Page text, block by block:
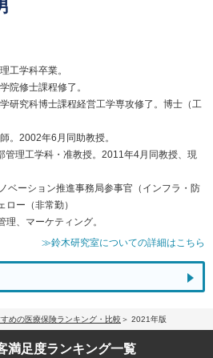
工学科卒業。
院修士課程修了。
研究科博士課程経営工学専攻修了。博士（工
。2002年6月同助教授。
管理工学科・准教授。2011年4月同教授、現
ベーション推進事務局参事官（インフラ・防
ー（非常勤）
、マーケティング。
≫鈴木研究室についての詳細はこちら
めの医療保険ランキング・比較 2021年版
満足度ランキング一覧